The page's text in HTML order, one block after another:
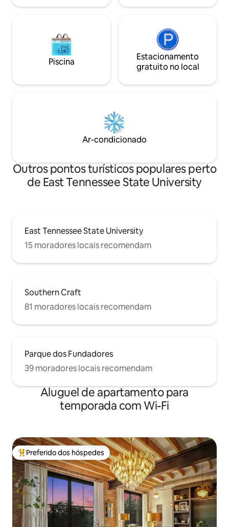
Piscina
Estacionamento
gratuito no local
Ar-condicionado
Outros pontos turísticos populares perto
de East Tennessee State University
East Tennessee State University
15 moradores locais recomendam
Southern Craft
81 moradores locais recomendam
Parque dos Fundadores
39 moradores locais recomendam
Aluguel de apartamento para
temporada com Wi-Fi
Entre os melhores preferidos dos hóspedes
Preferido dos hóspedes